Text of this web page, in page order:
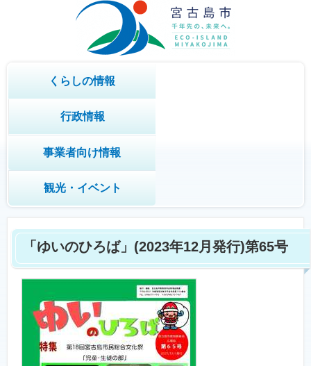
くらしの情報
行政情報
事業者向け情報
観光・イベント
「ゆいのひろば」(2023年12月発行)第65号